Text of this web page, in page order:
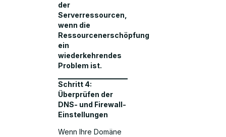
der
Serverressourcen,
wenn die
Ressourcenerschöpfung
ein
wiederkehrendes
Problem ist.
Schritt 4:
Überprüfen der
DNS- und Firewall-
Einstellungen
Wenn Ihre Domäne